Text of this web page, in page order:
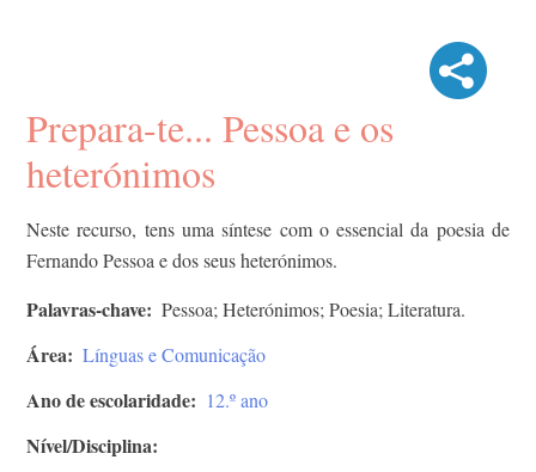
Prepara-te... Pessoa e os
heterónimos
Neste recurso, tens uma síntese com o essencial da poesia de
Fernando Pessoa e dos seus heterónimos.
Palavras-chave Pessoa; Heterónimos; Poesia; Literatura.
Área Línguas e Comunicação
Ano de escolaridade 12.º ano
Nível/Disciplina